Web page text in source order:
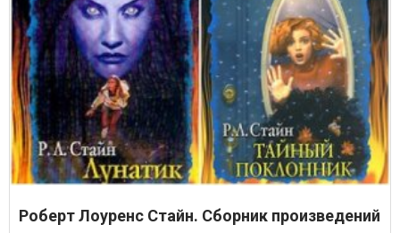
Роберт Лоуренс Стайн. Сборник произведений